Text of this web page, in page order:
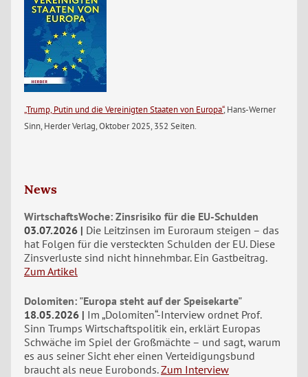
„Trump, Putin und die Vereinigten Staaten von Europa“, Hans-Werner
Sinn, Herder Verlag, Oktober 2025, 352 Seiten.
News
WirtschaftsWoche: Zinsrisiko für die EU-Schulden
03.07.2026
Die Leitzinsen im Euroraum steigen – das
hat Folgen für die versteckten Schulden der EU. Diese
Zinsverluste sind nicht hinnehmbar. Ein Gastbeitrag.
Zum Artikel
Dolomiten: "Europa steht auf der Speisekarte"
18.05.2026
Im „Dolomiten“-Interview ordnet Prof.
Sinn Trumps Wirtschaftspolitik ein, erklärt Europas
Schwäche im Spiel der Großmächte – und sagt, warum
es aus seiner Sicht eher einen Verteidigungsbund
braucht als neue Eurobonds. Zum Interview